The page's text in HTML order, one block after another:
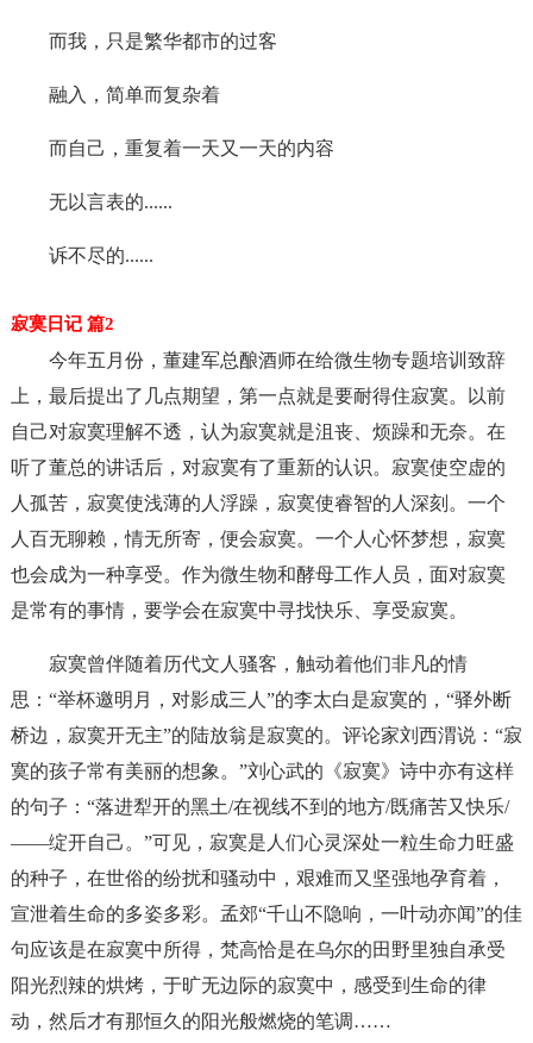
而我，只是繁华都市的过客
融入，简单而复杂着
而自己，重复着一天又一天的内容
无以言表的......
诉不尽的......
寂寞日记 篇2
今年五月份，董建军总酿酒师在给微生物专题培训致辞
上，最后提出了几点期望，第一点就是要耐得住寂寞。以前
自己对寂寞理解不透，认为寂寞就是沮丧、烦躁和无奈。在
听了董总的讲话后，对寂寞有了重新的认识。寂寞使空虚的
人孤苦，寂寞使浅薄的人浮躁，寂寞使睿智的人深刻。一个
人百无聊赖，情无所寄，便会寂寞。一个人心怀梦想，寂寞
也会成为一种享受。作为微生物和酵母工作人员，面对寂寞
是常有的事情，要学会在寂寞中寻找快乐、享受寂寞。
寂寞曾伴随着历代文人骚客，触动着他们非凡的情
思：“举杯邀明月，对影成三人”的李太白是寂寞的，“驿外断
桥边，寂寞开无主”的陆放翁是寂寞的。评论家刘西渭说：“寂
寞的孩子常有美丽的想象。”刘心武的《寂寞》诗中亦有这样
的句子：“落进犁开的黑土/在视线不到的地方/既痛苦又快乐/
——绽开自己。”可见，寂寞是人们心灵深处一粒生命力旺盛
的种子，在世俗的纷扰和骚动中，艰难而又坚强地孕育着，
宣泄着生命的多姿多彩。孟郊“千山不隐响，一叶动亦闻”的佳
句应该是在寂寞中所得，梵高恰是在乌尔的田野里独自承受
阳光烈辣的烘烤，于旷无边际的寂寞中，感受到生命的律
动，然后才有那恒久的阳光般燃烧的笔调……